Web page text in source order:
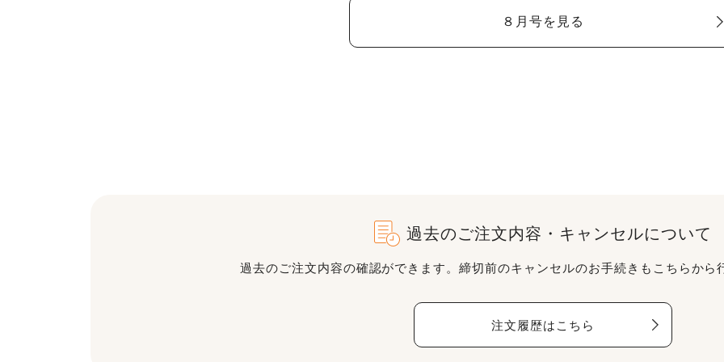
８月号を見る
過去のご注文内容・キャンセルについて
過去のご注文内容の確認ができます。締切前のキャンセルのお手続きもこちらから
注文履歴はこちら